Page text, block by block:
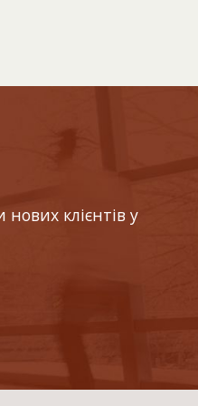
клієнтів у